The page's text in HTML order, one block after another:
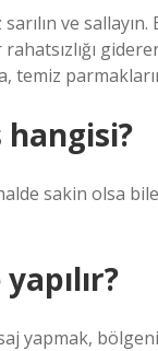
ve
temiz
hangisi?
sakin olsa
yapmak,